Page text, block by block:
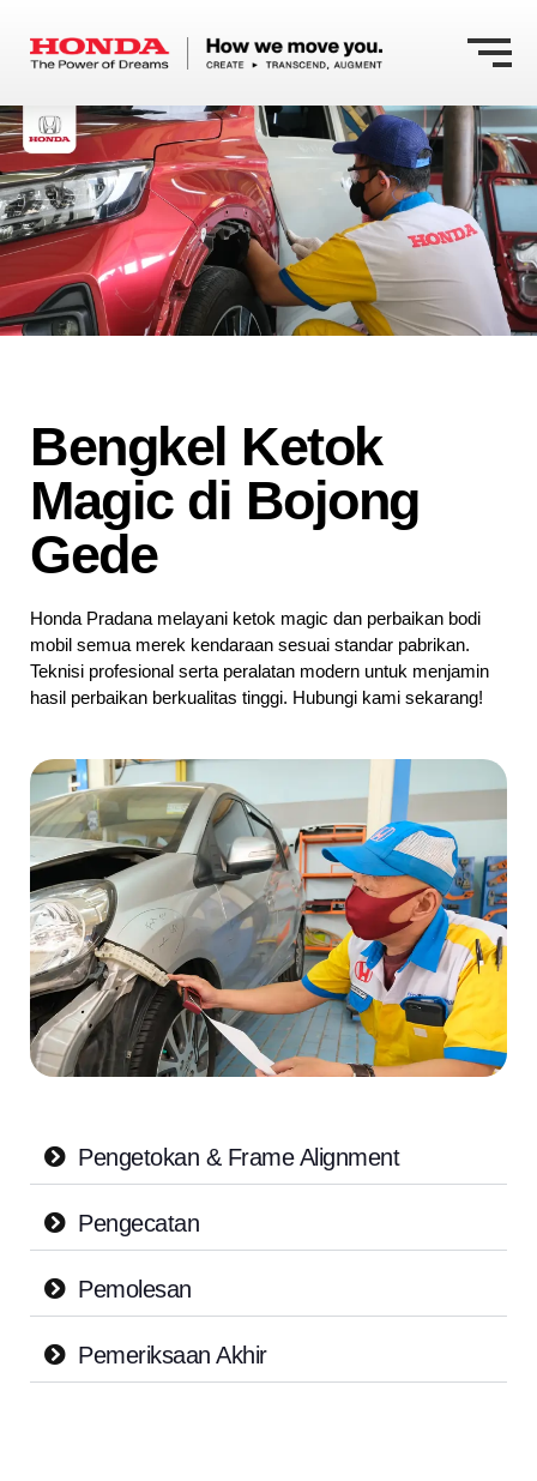
Bengkel Ketok
Magic di Bojong
Gede
Honda Pradana melayani ketok magic dan perbaikan bodi
mobil semua merek kendaraan sesuai standar pabrikan.
Teknisi profesional serta peralatan modern untuk menjamin
hasil perbaikan berkualitas tinggi. Hubungi kami sekarang!
Pengetokan & Frame Alignment
Pengecatan
Pemolesan
Pemeriksaan Akhir